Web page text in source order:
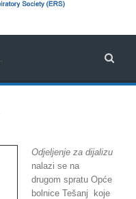
Odjeljenje za dijalizu
nalazi se na
drugom spratu Opće
bolnice Tešanj koje